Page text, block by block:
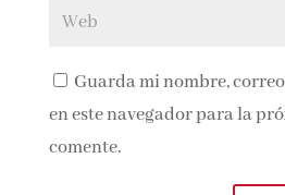
Guarda mi nombre,
en este navegador para la
comente.